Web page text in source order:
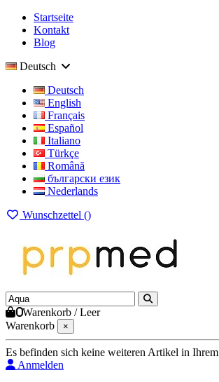
Startseite
Kontakt
Blog
Deutsch
Deutsch
English
Français
Español
Italiano
Türkçe
Română
български език
Nederlands
Wunschzettel ()
0Warenkorb /Leer
Warenkorb
×
Es befinden sich keine weiteren Artikel in
Anmelden